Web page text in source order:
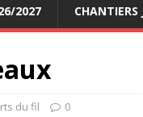
2027 CHANTIERS
du fil 0